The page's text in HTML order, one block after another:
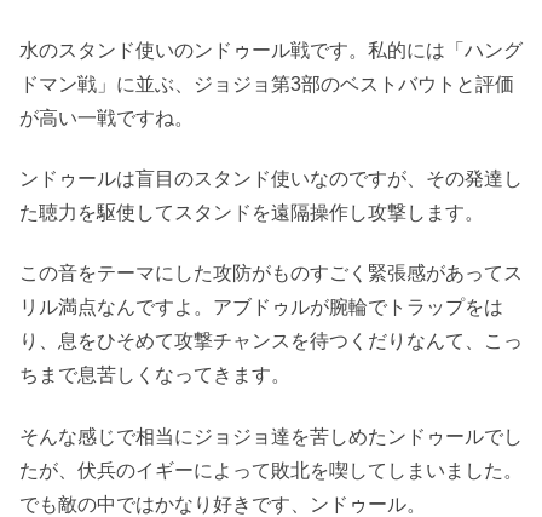
水のスタンド使いのンドゥール戦です。私的には「ハング
ドマン戦」に並ぶ、ジョジョ第3部のベストバウトと評価
が高い一戦ですね。
ンドゥールは盲目のスタンド使いなのですが、その発達し
た聴力を駆使してスタンドを遠隔操作し攻撃します。
この音をテーマにした攻防がものすごく緊張感があってス
リル満点なんですよ。アブドゥルが腕輪でトラップをは
り、息をひそめて攻撃チャンスを待つくだりなんて、こっ
ちまで息苦しくなってきます。
そんな感じで相当にジョジョ達を苦しめたンドゥールでし
たが、伏兵のイギーによって敗北を喫してしまいました。
でも敵の中ではかなり好きです、ンドゥール。